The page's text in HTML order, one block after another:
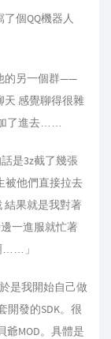
了個QQ機器人
的另一個群——
天 感覺聊得很雜
了進去……
是3z截了幾張
被他們直接拉去
果就是我對著
一進服就忙著
……」
是我開始自己做
開發的SDK。很
爺MOD。具體是